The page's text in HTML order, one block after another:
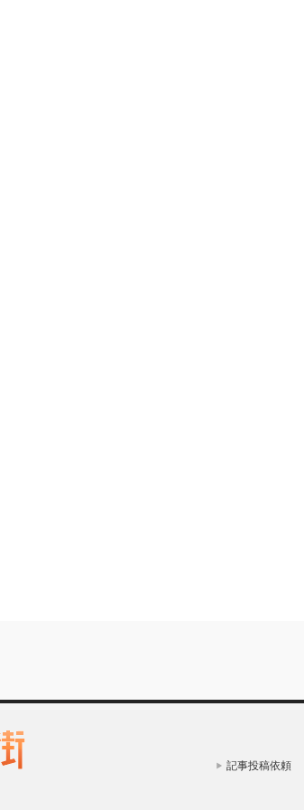
記事投稿依頼